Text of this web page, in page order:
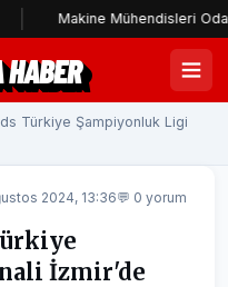
Mühendisleri Odası'ndan
Türkiye Şampiyonluk Ligi
2024, 13:36💬 0 yorum
İzmir'de